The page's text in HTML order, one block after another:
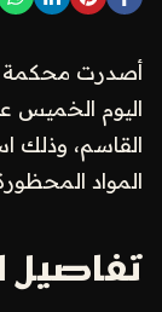
أصدرت محكمة
اليوم الخميس
القاسم، وذلك
المواد
تفاصيل